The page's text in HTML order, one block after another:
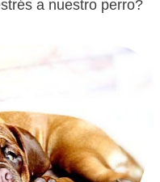
a nuestro perro?